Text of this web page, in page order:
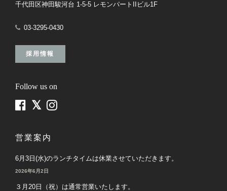
千代田区神田駿河台 1-5-5 レモンパートIIビル1F
03-3295-0430
採用情報
Follow us on
営業案内
6月3日(水)のランチタイムは休業させていただきます。
2026年6月2日
３月20日（祝）は通常営業いたします。